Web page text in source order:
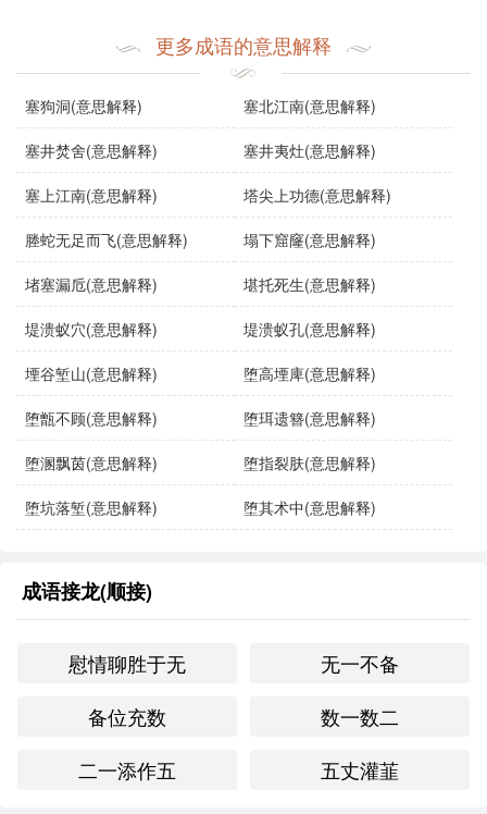
使用场景：
在现代汉语中，“堪以告慰”常用于文学作品、日常对话和演
讲中，尤其是在谈及悲伤、失去或挫折时。例如：
文学作品中，角色在遭遇困境时可能会说：“虽然失去了
很多，但我依然有家人和朋友，堪以告慰。”
日常对话中，朋友安慰对方时会说：“虽然工作不顺，但
还有许多美好的事情堪以告慰。”
示例句子：
在丧失亲人的时候，朋友的陪伴和关心，堪以告慰我心
中的悲痛。
尽管经历了失败，但我的努力和坚持，堪以告慰我自
每当我感到孤独时，书籍中的智慧总能堪以告慰我。
同义成语与反义成语：
同义成语：
“心安理得”：意为内心安宁，理所当然。
更多成语的意思解释
塞狗洞(意思解释) 塞北江南(意思解释)
塞井焚舍(意思解释) 塞井夷灶(意思解释)
塞上江南(意思解释) 塔尖上功德(意思解释)
塍蛇无足而飞(意思解释) 塌下窟窿(意思解释)
堵塞漏卮(意思解释) 堪托死生(意思解释)
堤溃蚁穴(意思解释) 堤溃蚁孔(意思解释)
堙谷堑山(意思解释) 堕高堙庳(意思解释)
堕甑不顾(意思解释) 堕珥遗簪(意思解释)
堕溷飘茵(意思解释) 堕指裂肤(意思解释)
堕坑落堑(意思解释) 堕其术中(意思解释)
成语接龙(顺接)
慰情聊胜于无
无一不备
备位充数
数一数二
二一添作五
五丈灌韮